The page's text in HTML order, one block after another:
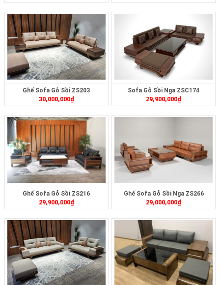
Ghế Sofa Gỗ Sồi ZS203
30,000,000₫
Sofa Gỗ Sồi Nga ZSC174
29,900,000₫
Ghế Sofa Gỗ Sồi ZS216
29,900,000₫
Ghế Sofa Gỗ Sồi Nga ZS266
29,000,000₫